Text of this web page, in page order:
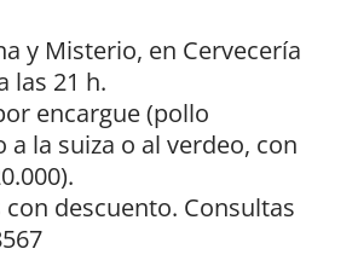
y Misterio, en Cervecería
las 21 h.
encargue (pollo
a la suiza o al verdeo, con
descuento. Consultas